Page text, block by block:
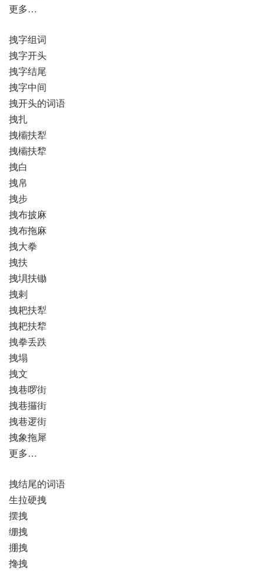
更多…
拽字组词
拽字开头
拽字结尾
拽字中间
拽开头的词语
拽扎
拽欛扶犁
拽欛扶犂
拽白
拽帛
拽步
拽布披麻
拽布拖麻
拽大拳
拽扶
拽埧扶锄
拽剌
拽耙扶犁
拽耙扶犂
拽拳丢跌
拽塌
拽文
拽巷啰街
拽巷攞街
拽巷逻街
拽象拖犀
更多…
拽结尾的词语
生拉硬拽
摆拽
绷拽
掤拽
搀拽